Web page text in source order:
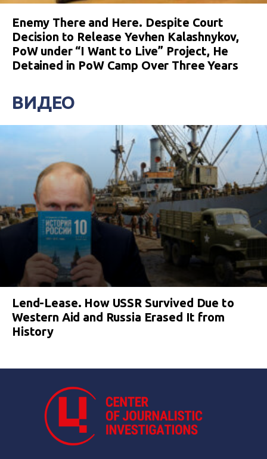
Enemy There and Here. Despite Court
Decision to Release Yevhen Kalashnykov,
PoW under “I Want to Live” Project, He
Detained in PoW Camp Over Three Years
ВИДЕО
Lend-Lease. How USSR Survived Due to
Western Aid and Russia Erased It from
History